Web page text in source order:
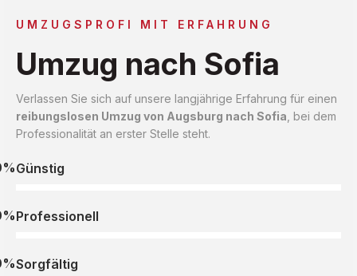
UMZUGSPROFI MIT ERFAHRUNG
Umzug nach Sofia
Verlassen Sie sich auf unsere langjährige Erfahrung für einen
reibungslosen Umzug von Augsburg nach Sofia , bei dem
Professionalität an erster Stelle steht.
Günstig
Professionell
Sorgfältig